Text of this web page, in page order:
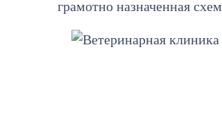
грамотно назначенная